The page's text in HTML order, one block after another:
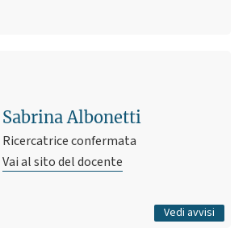
Sabrina Albonetti
Ricercatrice confermata
Vai al sito del docente
Vedi avvisi
4 settembre 2017 11:24
Tutti gli avvisi